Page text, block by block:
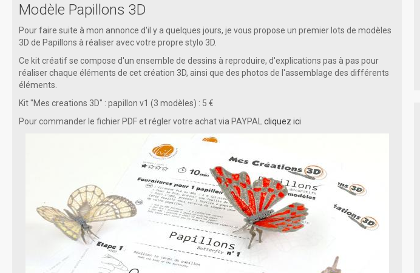
Modèle Papillons 3D
Pour faire suite à mon annonce d'il y a quelques jours, je vous propose un premier lots de modèles
3D de Papillons à réaliser avec votre propre stylo 3D.
Ce kit créatif se compose d'un ensemble de dessins à reproduire, d'explications pas à pas pour
réaliser chaque éléments de cet création 3D, ainsi que des photos de l'assemblage des différents
éléments.
Kit "Mes creations 3D" : papillon v1 (3 modèles) : 5 €
Pour commander le fichier PDF et régler votre achat via PAYPAL cliquez ici